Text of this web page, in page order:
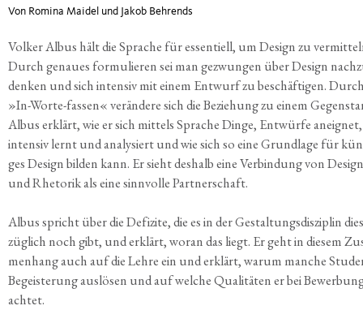
Von Romina Maidel und Jakob Behrends
Vol­ker Albus hält die Spra­che für essen­ti­ell, um Design zu
Durch genau­es for­mu­lie­ren sei man gezwun­gen über Design
den­ken und sich inten­siv mit einem Ent­wurf zu beschäf­ti­gen.
»In-Wor­te-fas­sen« ver­än­de­re sich die Bezie­hung zu einem
Albus erklärt, wie er sich mit­tels Spra­che Din­ge, Ent­wür­fe aneig­net,
inten­siv lernt und ana­ly­siert und wie sich so eine Grund­la­ge für
ges Design bil­den kann. Er sieht des­halb eine Ver­bin­dung von Design
und Rhe­to­rik als eine sinn­vol­le Partnerschaft.
Albus spricht über die Defi­zi­te, die es in der Gestal­tungs­dis­zi­plin
züg­lich noch gibt, und erklärt, wor­an das liegt. Er geht in die­sem
men­hang auch auf die Leh­re ein und erklärt, war­um man­che
Begeis­te­rung aus­lö­sen und auf wel­che Qua­li­tä­ten er bei
achtet.